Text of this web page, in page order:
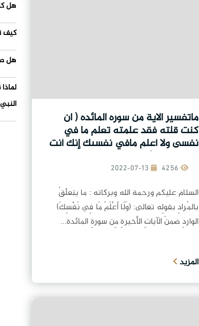
ماتفسير الاية من سوره المائده ( ان
كنت قلته فقد علمته تعلم ما في
نفسى ولا أعلم مافي نفسىك إنك أنت
علم الغيوب)
2022-07-13
السلام عليكم ورحمة الله وبركاته : ما يتعلّقُ
بالمُرادِ بقولِه تعالى: (وَلَا أَعْلَمُ مَا فِي نَفْسِكَ)
الواردِ ضمنَ الآياتِ الأخيرةِ مِن سورةِ المائدة...
المزيد
هل
كيف
هل